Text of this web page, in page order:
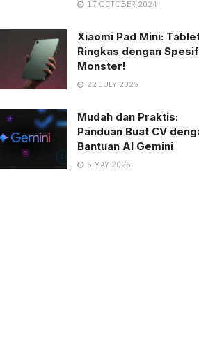
17 OCTOBER 2024
Xiaomi Pad Mini:
Ringkas dengan
Monster!
22 JULY 2025
Mudah dan Praktis:
Panduan Buat CV
Bantuan AI Gemini
5 MAY 2025